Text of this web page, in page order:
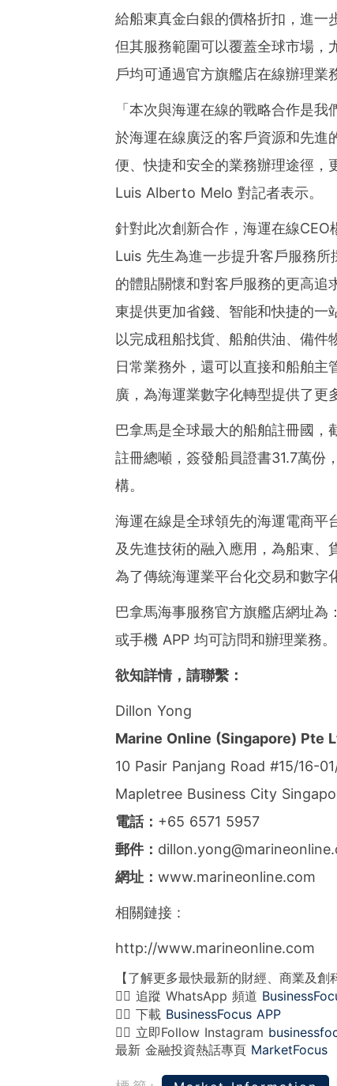
給船東真金白銀的價格折扣，進一
但其服務範圍可以覆蓋全球市場，
戶均可通過官方旗艦店在線辦理業
「 本次與海運在線的戰略合作是我
於海運在線廣泛的客戶資源和先進
便、快捷和安全的業務辦理途徑，
Luis Alberto Melo 對記者表示。
針對此次創新合作，海運在線CEO
Luis 先生為進一步提升客戶服務
的體貼關懷和對客戶服務的更高追
東提供更加省錢、智能和快捷的一
以完成租船找貨、船舶供油、備
日常業務外，還可以直接和船舶
廣，為海運業數字化轉型提供了更
巴拿馬是全球最大的船舶註冊國
註冊總噸，簽發船員證書31.7萬份
構。
海運在線是全球領先的海運電商平
及先進技術的融入應用，為船東、
為了傳統海運業平台化交易和數字
巴拿馬海事服務官方旗艦店網址
或手機 APP 均可訪問和辦理業務。
欲知詳情，請聯繫：
Dillon Yong
Marine Online (Singapore) Pte
10 Pasir Panjang Road #15/16-
Mapletree Business City
電話： +65 6571 5957
郵件：
網址： www.marineonline.com
相關鏈接 :
http://www.marineonline.com
【了解更多最快最新的財經、商業及創
👉🏻 追蹤 WhatsApp 頻道
👉🏻 下載 BusinessFocus APP
👉🏻 立即Follow Instagram
最新 金融投資熱話專頁 MarketFocus